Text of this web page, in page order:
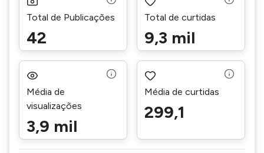
Total de Publicações
42
Total de curtidas
9,3 mil
Média de
visualizações
3,9 mil
Média de curtidas
299,1